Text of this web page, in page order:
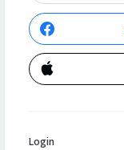
Login